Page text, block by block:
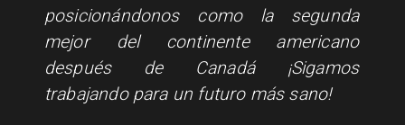
posicionándonos como la segunda
mejor del continente americano
después de Canadá ¡Sigamos
trabajando para un futuro más sano!